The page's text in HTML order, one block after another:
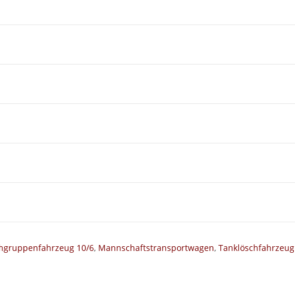
10/6, Mannschaftstransportwagen,Tanklöschfahrzeug